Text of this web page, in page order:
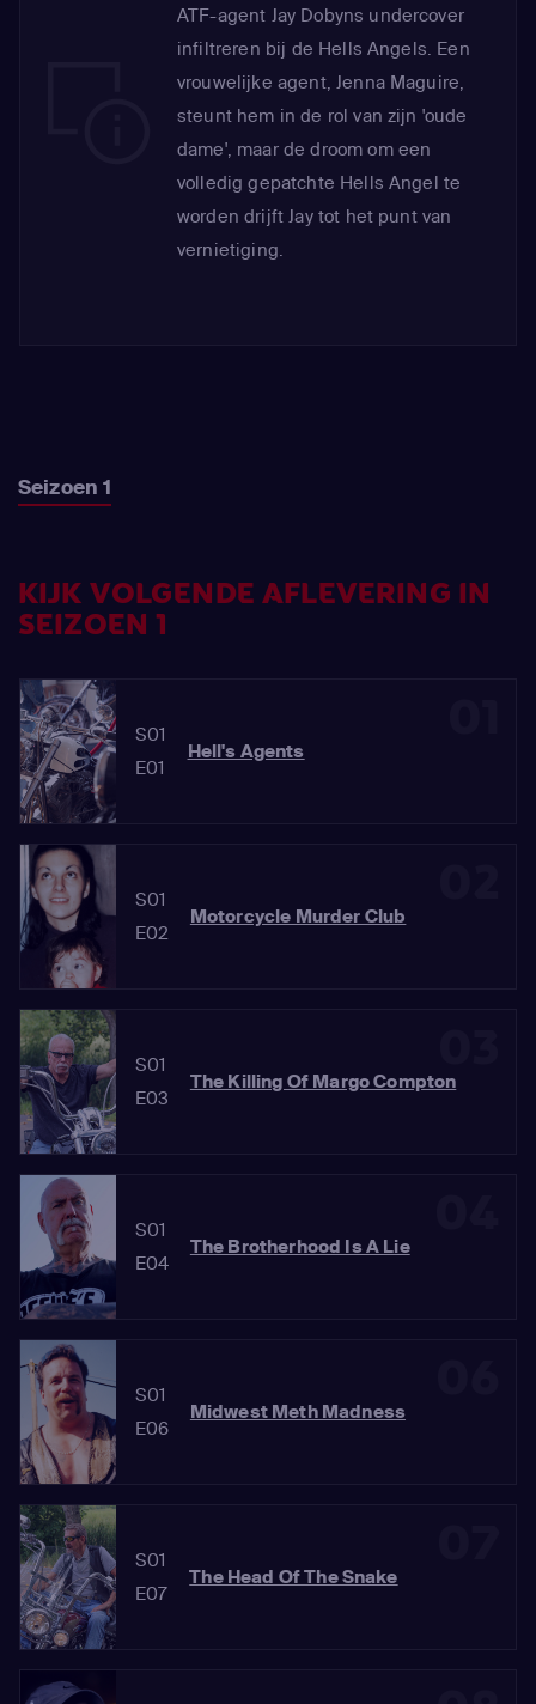
ATF-agent Jay Dobyns undercover
infiltreren bij de Hells Angels. Een
vrouwelijke agent, Jenna Maguire,
steunt hem in de rol van zijn 'oude
dame', maar de droom om een
volledig gepatchte Hells Angel te
worden drijft Jay tot het punt van
vernietiging.
Seizoen 1
KIJK VOLGENDE AFLEVERING IN
SEIZOEN 1
S01
E01
Hell's Agents
S01
E02
Motorcycle Murder Club
S01
E03
The Killing Of Margo Compton
S01
E04
The Brotherhood Is A Lie
S01
E06
Midwest Meth Madness
S01
E07
The Head Of The Snake